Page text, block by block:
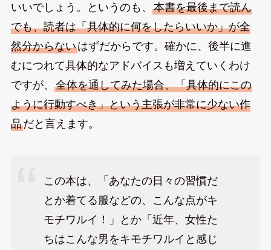
いいでしょう。というのも、 本書を最後まで読ん
でも、読者は「具体的に何をしたらいいか」が全
然分からないはずだからです。確かに、後半に進
むにつれて具体的なアドバイスも増えていくわけ
ですが、 全体を通してみた場合、「具体的にこの
ように行動すべき」という主張が非常に少ない作
品だと言えます。
この本は、「あなたの日々の習慣だ
とか着てる服などの、こんな点がキ
モチワルイ！」とか「近年、女性た
ちはこんな男をキモチワルイと感じ